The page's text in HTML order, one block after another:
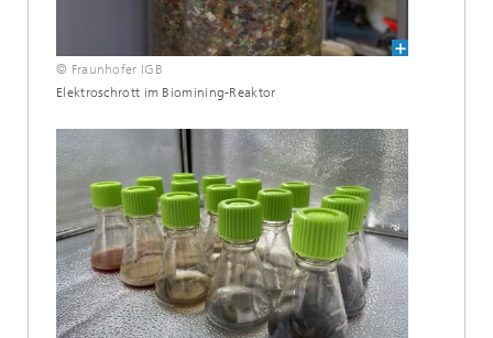
© Fraunhofer IGB
Elektroschrott im Biomining-Reaktor